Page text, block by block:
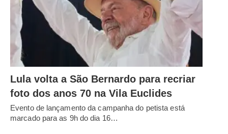
Lula volta a São Bernardo para recriar
foto dos anos 70 na Vila Euclides
Evento de lançamento da campanha do petista está
marcado para as 9h do dia 16…